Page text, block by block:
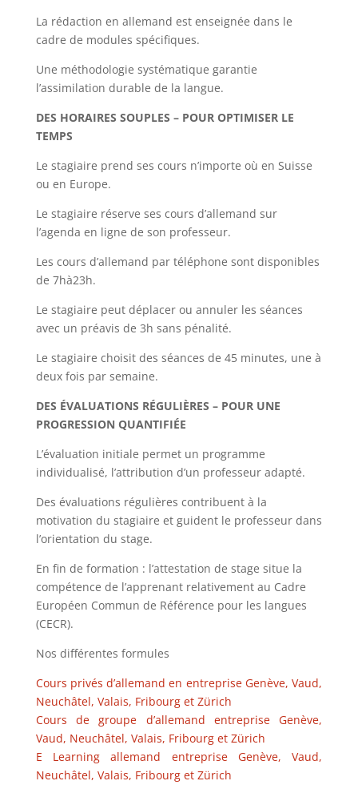
La rédaction en allemand est enseignée dans le
cadre de modules spécifiques.
Une méthodologie systématique garantie
l’assimilation durable de la langue.
DES HORAIRES SOUPLES – POUR OPTIMISER LE
TEMPS
Le stagiaire prend ses cours n’importe où en Suisse
ou en Europe.
Le stagiaire réserve ses cours d’allemand sur
l’agenda en ligne de son professeur.
Les cours d’allemand par téléphone sont disponibles
de 7hà23h.
Le stagiaire peut déplacer ou annuler les séances
avec un préavis de 3h sans pénalité.
Le stagiaire choisit des séances de 45 minutes, une à
deux fois par semaine.
DES ÉVALUATIONS RÉGULIÈRES – POUR UNE
PROGRESSION QUANTIFIÉE
L’évaluation initiale permet un programme
individualisé, l’attribution d’un professeur adapté.
Des évaluations régulières contribuent à la
motivation du stagiaire et guident le professeur dans
l’orientation du stage.
En fin de formation : l’attestation de stage situe la
compétence de l’apprenant relativement au Cadre
Européen Commun de Référence pour les langues
(CECR).
Nos différentes formules
Cours privés d’allemand en entreprise Genève, Vaud,
Neuchâtel, Valais, Fribourg et Zürich
Cours de groupe d’allemand entreprise Genève,
Vaud, Neuchâtel, Valais, Fribourg et Zürich
E Learning allemand entreprise Genève, Vaud,
Neuchâtel, Valais, Fribourg et Zürich